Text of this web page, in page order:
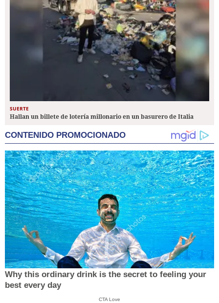
SUERTE
Hallan un billete de lotería millonario en un basurero de Italia
CONTENIDO PROMOCIONADO
Why this ordinary drink is the secret to feeling your
best every day
CTA Love